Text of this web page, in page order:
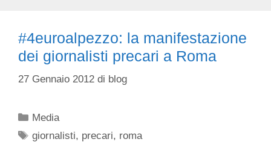
#4euroalpezzo: la manifestazione
dei giornalisti precari a Roma
27 Gennaio 2012 di blog
Categorie
Media
Tag
giornalisti, precari, roma